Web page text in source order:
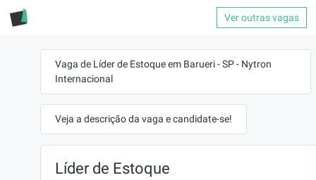
Ver outras vagas
Vaga de Líder de Estoque em Barueri - SP - Nytron
Internacional
Veja a descrição da vaga e candidate-se!
Líder de Estoque